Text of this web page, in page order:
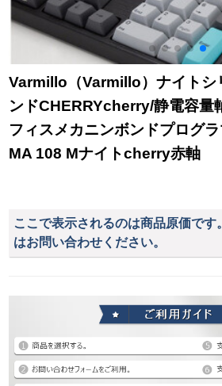
Varmillo（Varmillo）ナイトシ
ンドCHERRYcherry/静電容量
フィスメカニンボンドプログ
MA 108 Mナイトcherry赤軸
ここで表示されるのは商品原価です
はお問い合わせください。